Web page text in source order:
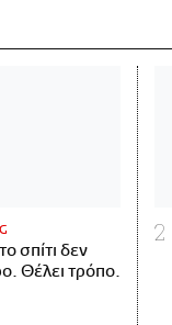
σπίτι δεν
Θέλει τρόπο.